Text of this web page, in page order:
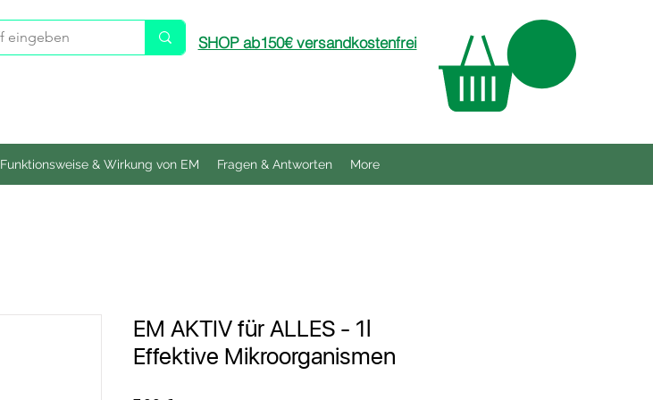
SHOP ab150€ versandkostenfrei
Funktionsweise & Wirkung von EM Fragen & Antworten More
EM AKTIV für ALLES - 1l
Effektive Mikroorganismen